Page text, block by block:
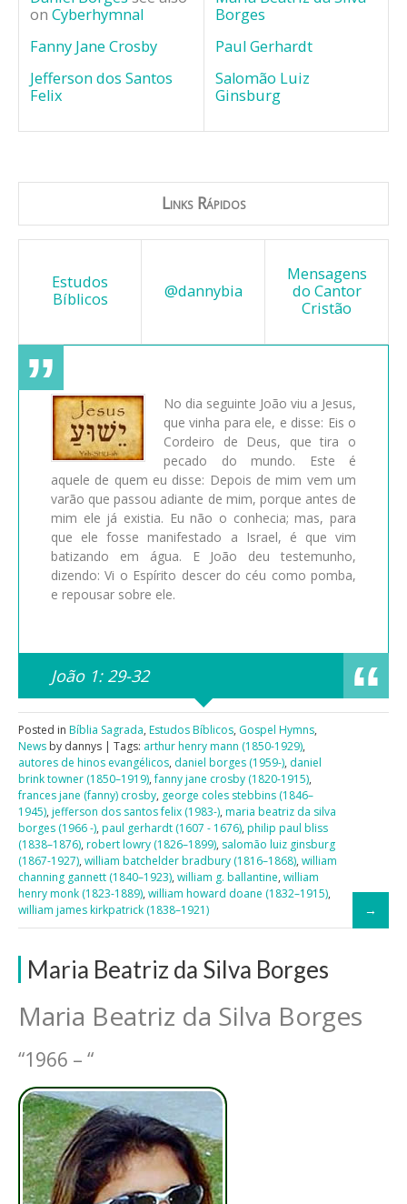
on Cyberhymnal
Fanny Jane Crosby
Jefferson dos Santos
Felix
Borges
Paul Gerhardt
Salomão Luiz
Ginsburg
Links Rápidos
Estudos
Bíblicos
@dannybia
Mensagens
do Cantor
Cristão
No dia seguinte João viu a Jesus,
que vinha para ele, e disse: Eis o
Cordeiro de Deus, que tira o
pecado do mundo. Este é
aquele de quem eu disse: Depois de mim vem um
varão que passou adiante de mim, porque antes de
mim ele já existia. Eu não o conhecia; mas, para
que ele fosse manifestado a Israel, é que vim
batizando em água. E João deu testemunho,
dizendo: Vi o Espírito descer do céu como pomba,
e repousar sobre ele.
João 1: 29-32
Posted in Bíblia Sagrada, Estudos Bíblicos, Gospel Hymns,
News by dannys | Tags: arthur henry mann (1850-1929),
autores de hinos evangélicos, daniel borges (1959-), daniel
brink towner (1850–1919),fanny jane crosby (1820-1915),
frances jane (fanny) crosby, george coles stebbins (1846–
1945), jefferson dos santos felix (1983-), maria beatriz da silva
borges (1966 -), paul gerhardt (1607 - 1676), philip paul bliss
(1838–1876), robert lowry (1826–1899), salomão luiz ginsburg
(1867-1927), william batchelder bradbury (1816–1868), william
channing gannett (1840–1923), william g. ballantine, william
henry monk (1823-1889), william howard doane (1832–1915),
william james kirkpatrick (1838–1921)
Maria Beatriz da Silva Borges
Maria Beatriz da Silva Borges
“1966 – “